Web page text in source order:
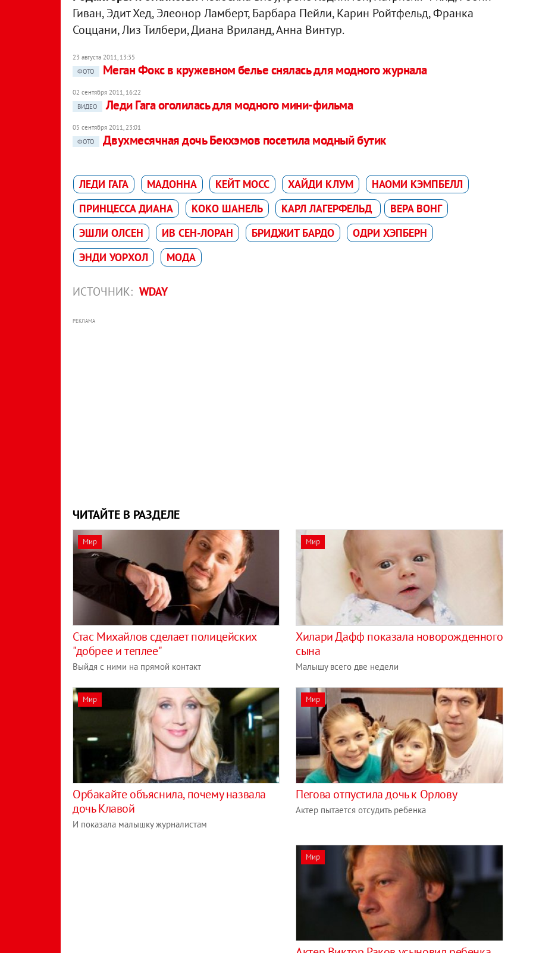
Гиван, Эдит Хед, Элеонор Ламберт, Барбара Пейли, Карин Ройтфельд, Франка
Соццани, Лиз Тилбери, Диана Вриланд, Анна Винтур.
23 августа 2011, 13:35
ФОТО
Меган Фокс в кружевном белье снялась для модного журнала
02 сентября 2011, 16:22
ВИДЕО
Леди Гага оголилась для модного мини-фильма
05 сентября 2011, 23:01
ФОТО
Двухмесячная дочь Бекхэмов посетила модный бутик
ЛЕДИ ГАГА МАДОННA КЕЙТ МОСС ХАЙДИ КЛУМ
НАОМИ КЭМПБЕЛЛ
ПРИНЦЕССА ДИАНА
КОКО ШАНЕЛЬ КАРЛ ЛАГЕРФЕЛЬД
ВЕРА ВОНГ
ЭШЛИ ОЛСЕН
ИВ СЕН-ЛОРАН БРИДЖИТ БАРДО
ОДРИ ХЭПБЕРН
ЭНДИ УОРХОЛ
МОДА
ИСТОЧНИК: WDAY
РЕКЛАМА
ЧИТАЙТЕ В РАЗДЕЛЕ
Мир
Стас Михайлов сделает полицейских
"добрее и теплее"
Выйдя с ними на прямой контакт
Мир
Хилари Дафф показала новорожденного
сына
Малышу всего две недели
Мир
Орбакайте объяснила, почему назвала
дочь Клавой
И показала малышку журналистам
Мир
Пегова отпустила дочь к Орлову
Актер пытается отсудить ребенка
Мир